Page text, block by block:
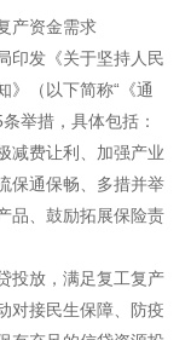
产资金需求
印发《关于坚持人民
》（以下简称“《通
举措，具体包括：
减费让利、加强产业
保通保畅、多措并举
品、鼓励拓展保险责
投放，满足复工复产
对接民生保障、防疫